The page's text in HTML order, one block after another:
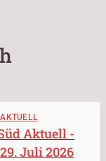
Aktuell -
Juli 2026